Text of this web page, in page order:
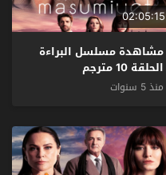
02:05:15
مشاهدة مسلسل البراءة
الحلقة 10 مترجم
منذ 5 سنوات